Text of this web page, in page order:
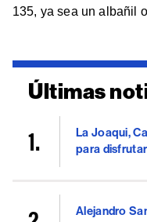
135, ya sea un albañil
Últimas
La Joaqui,
para
Alejandro